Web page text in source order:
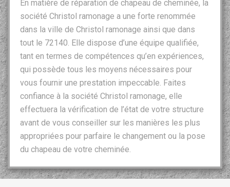
En matière de réparation de chapeau de cheminée, la
société Christol ramonage a une forte renommée
dans la ville de Christol ramonage ainsi que dans
tout le 72140. Elle dispose d’une équipe qualifiée,
tant en termes de compétences qu’en expériences,
qui possède tous les moyens nécessaires pour
vous fournir une prestation impeccable. Faites
confiance à la société Christol ramonage, elle
effectuera la vérification de l’état de votre structure
avant de vous conseiller sur les manières les plus
appropriées pour parfaire le changement ou la pose
du chapeau de votre cheminée.